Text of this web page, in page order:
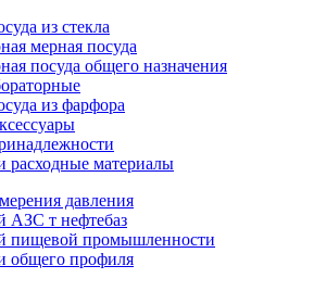
из стекла
мерная посуда
посуда общего назначения
из фарфора
расходные материалы
давления
АЗС т нефтебаз
пищевой промышленности
общего профиля